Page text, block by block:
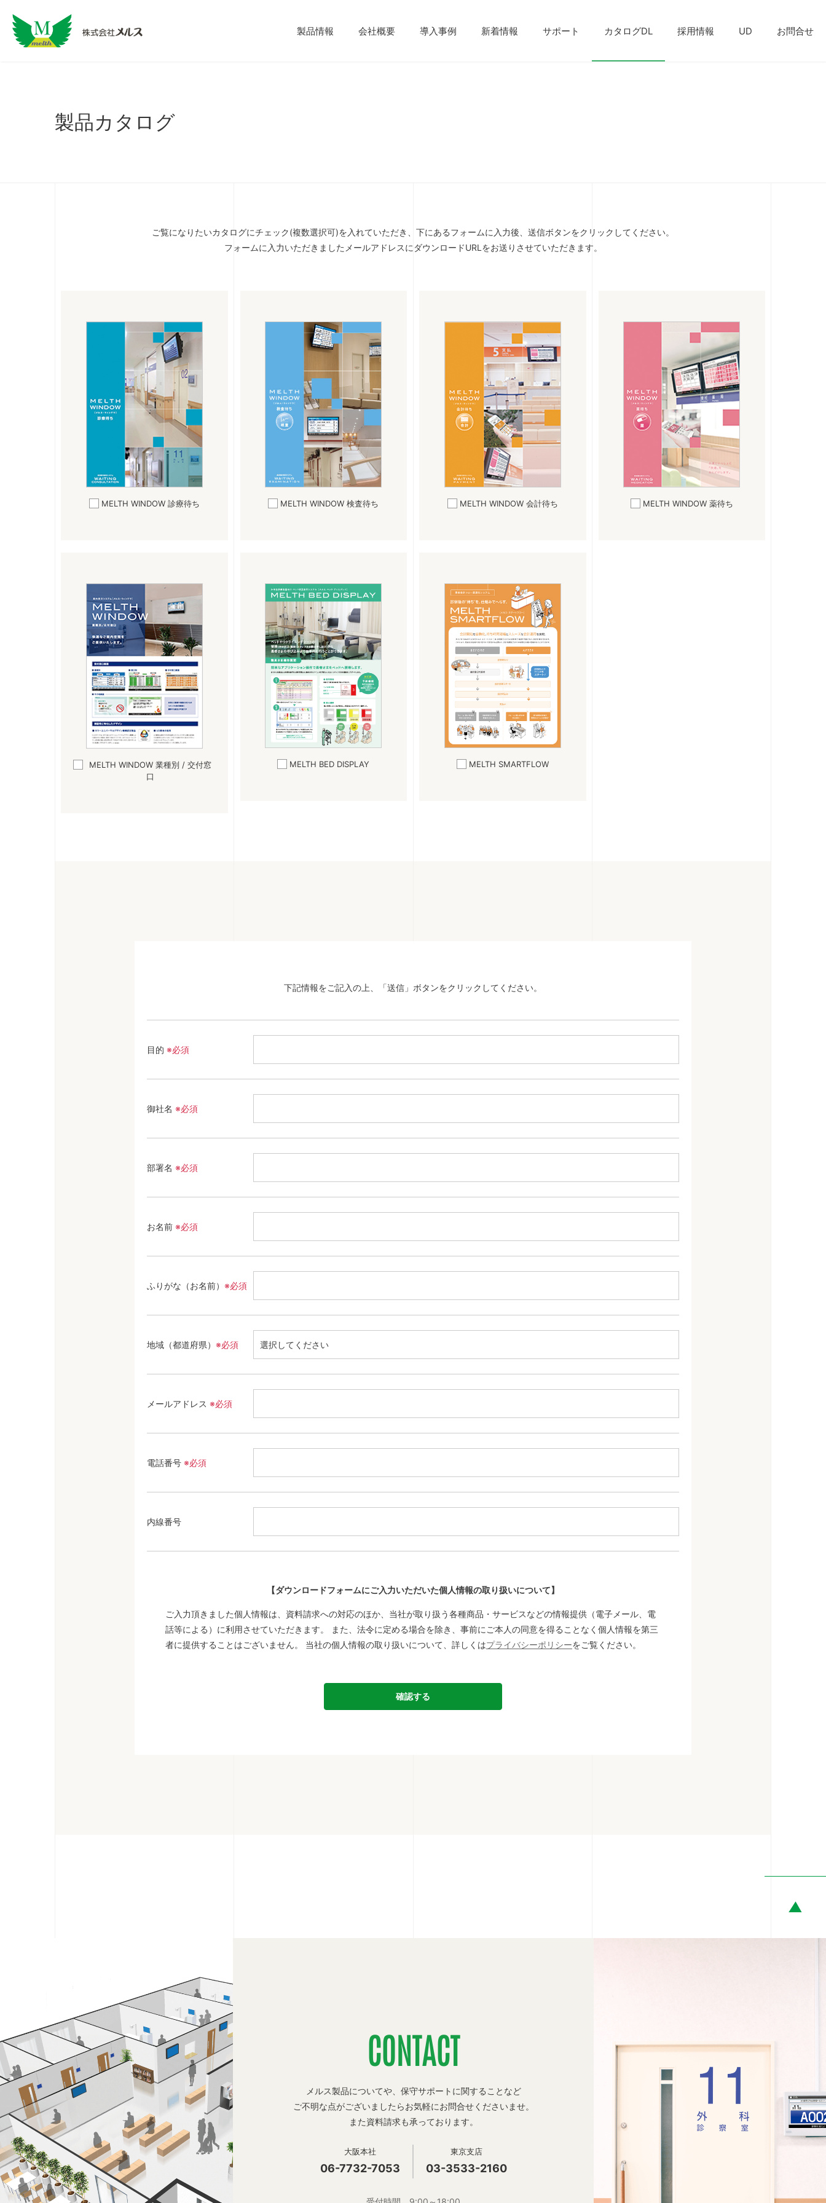
製品情報 会社概要 導入事例 新着情報 サポート カタログDL 採用情報 UD お問合せ
製品カタログ
ご覧になりたいカタログにチェック(複数選択可)を入れていただき、下にあるフォームに入力後、送信ボタンをクリックしてください。
フォームに入力いただきましたメールアドレスにダウンロードURLをお送りさせていただきます。
MELTH WINDOW 診療待ち MELTH WINDOW検査待ち MELTH WINDOW 会計待ち MELTH WINDOW 薬待ち
MELTH WINDOW業種別 / 交付窓
口
MELTH BED DISPLAY MELTH SMARTFLOW
下記情報をご記入の上、「送信」ボタンをクリックしてください。
目的 ※必須
御社名 ※必須
部署名 ※必須
お名前 ※必須
ふりがな（お名前） ※必須
地域（都道府県） ※必須
メールアドレス ※必須
電話番号 ※必須
内線番号
【ダウンロードフォームにご入力いただいた個人情報の取り扱いについて】
ご入力頂きました個人情報は、資料請求への対応のほか、当社が取り扱う各種商品・サービスなどの情報提供（電子メール、電
話等による）に利用させていただきます。 また、法令に定める場合を除き、事前にご本人の同意を得ることなく個人情報を第三
者に提供することはございません。 当社の個人情報の取り扱いについて、詳しくはプライバシーポリシーをご覧ください。
CONTACT
メルス製品についてや、保守サポートに関することなど
ご不明な点がございましたらお気軽にお問合せくださいませ。
また資料請求も承っております。
大阪本社
06-7732-7053
東京支店
03-3533-2160